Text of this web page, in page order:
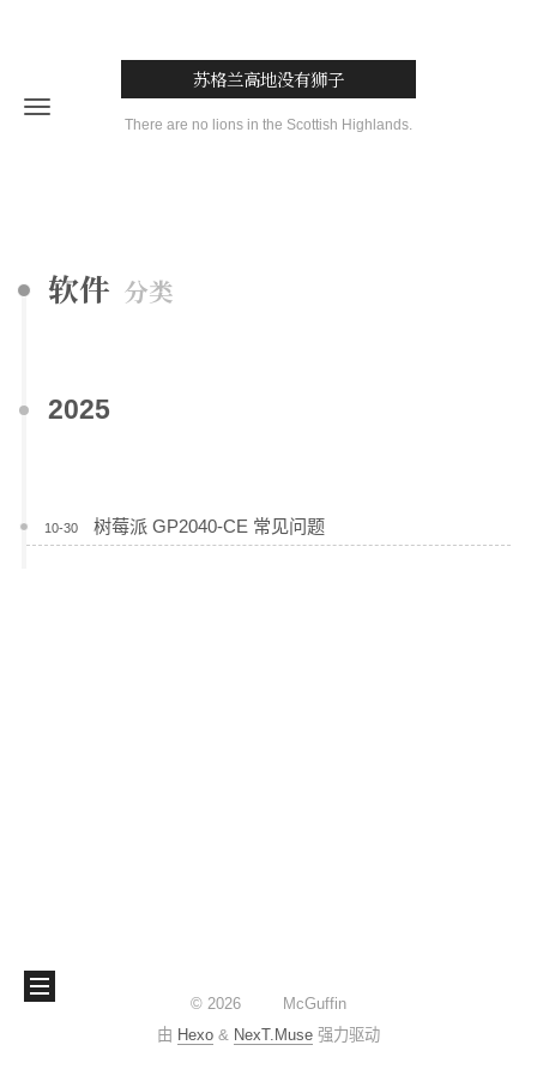
苏格兰高地没有狮子
There are no lions in the Scottish Highlands.
软件 分类
2025
10-30 树莓派 GP2040-CE 常见问题
©2026
McGuffin
由 Hexo & NexT.Muse 强力驱动